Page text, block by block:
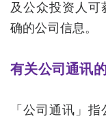
及公众投资人可
确的公司信息。
有关公司通讯
「公司通讯」